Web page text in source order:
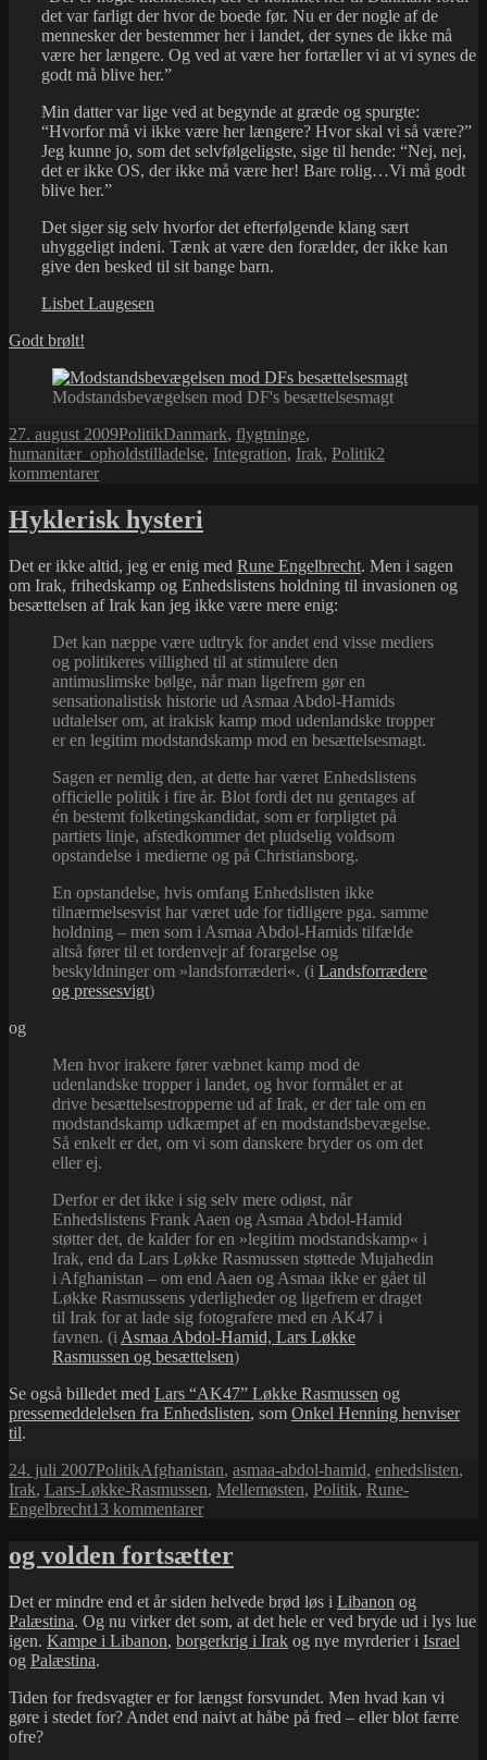
det var farligt der hvor de boede før. Nu er der nogle af de
mennesker der bestemmer her i landet, der synes de ikke må
være her længere. Og ved at være her fortæller vi at vi synes de
godt må blive her.”
Min datter var lige ved at begynde at græde og spurgte:
“Hvorfor må vi ikke være her længere? Hvor skal vi så være?”
Jeg kunne jo, som det selvfølgeligste, sige til hende: “Nej, nej,
det er ikke OS, der ikke må være her! Bare rolig…Vi må godt
blive her.”
Det siger sig selv hvorfor det efterfølgende klang sært
uhyggeligt indeni. Tænk at være den forælder, der ikke kan
give den besked til sit bange barn.
Lisbet Laugesen
Godt brølt!
Modstandsbevægelsen mod DF's besættelsesmagt
Udgivet
i
27. august 2009Kategorier
PolitikTags
Danmark, flygtninge,
humanitær_opholdstilladelse, Integration, Irak, Politik2
kommentarertil
rolig
Hyklerisk hysteri
Det er ikke altid, jeg er enig med Rune Engelbrecht. Men i sagen
om Irak, frihedskamp og Enhedslistens holdning til invasionen og
besættelsen af Irak kan jeg ikke være mere enig:
Det kan næppe være udtryk for andet end visse mediers
og politikeres villighed til at stimulere den
antimuslimske bølge, når man ligefrem gør en
sensationalistisk historie ud Asmaa Abdol-Hamids
udtalelser om, at irakisk kamp mod udenlandske tropper
er en legitim modstandskamp mod en besættelsesmagt.
Sagen er nemlig den, at dette har været Enhedslistens
officielle politik i fire år. Blot fordi det nu gentages af
én bestemt folketingskandidat, som er forpligtet på
partiets linje, afstedkommer det pludselig voldsom
opstandelse i medierne og på Christiansborg.
En opstandelse, hvis omfang Enhedslisten ikke
tilnærmelsesvist har været ude for tidligere pga. samme
holdning – men som i Asmaa Abdol-Hamids tilfælde
altså fører til et tordenvejr af forargelse og
beskyldninger om »landsforræderi«. (i Landsforrædere
og pressesvigt)
og
Men hvor irakere fører væbnet kamp mod de
udenlandske tropper i landet, og hvor formålet er at
drive besættelsestropperne ud af Irak, er der tale om en
modstandskamp udkæmpet af en modstandsbevægelse.
Så enkelt er det, om vi som danskere bryder os om det
eller ej.
Derfor er det ikke i sig selv mere odiøst, når
Enhedslistens Frank Aaen og Asmaa Abdol-Hamid
støtter det, de kalder for en »legitim modstandskamp« i
Irak, end da Lars Løkke Rasmussen støttede Mujahedin
i Afghanistan – om end Aaen og Asmaa ikke er gået til
Løkke Rasmussens yderligheder og ligefrem er draget
til Irak for at lade sig fotografere med en AK47 i
favnen. (i Asmaa Abdol-Hamid, Lars Løkke
Rasmussen og besættelsen)
Se også billedet med Lars “AK47” Løkke Rasmussen og
pressemeddelelsen fra Enhedslisten, som Onkel Henning henviser
til.
Udgivet
i
24. juli 2007Kategorier
PolitikTags
Afghanistan, asmaa-abdol-hamid, enhedslisten,
Irak, Lars-Løkke-Rasmussen, Mellemøsten, Politik, Rune-
Engelbrecht13 kommentarertil
hysteri
og volden fortsætter
Det er mindre end et år siden helvede brød løs i Libanon og
Palæstina. Og nu virker det som, at det hele er ved bryde ud i lys lue
igen. Kampe i Libanon, borgerkrig i Irak og nye myrderier i Israel
og Palæstina.
Tiden for fredsvagter er for længst forsvundet. Men hvad kan vi
gøre i stedet for? Andet end naivt at håbe på fred – eller blot færre
ofre?